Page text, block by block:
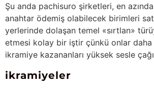
Şu anda pachisuro şirketleri, en
anahtar ödemiş olabilecek birimleri
yerlerinde dolaşan temel «sırtlan»
etmesi kolay bir iştir çünkü onlar
ikramiye kazananları yüksek sesle
ikramiyeler